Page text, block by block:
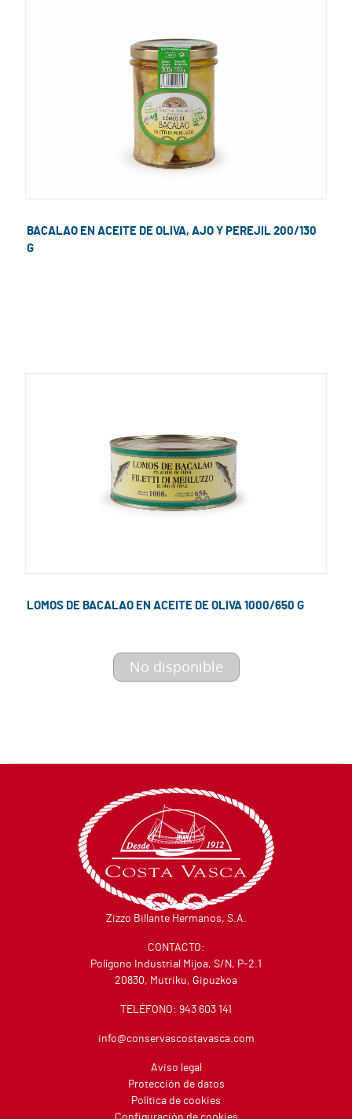
BACALAO EN ACEITE DE OLIVA, AJO Y PEREJIL 200/130
G
LOMOS DE BACALAO EN ACEITE DE OLIVA 1000/650 G
No disponible
Zizzo Billante Hermanos, S.A.
CONTACTO:
Polígono Industrial Mijoa, S/N, P-2.1
20830, Mutriku, Gipuzkoa
TELÉFONO: 943 603 141
info@conservascostavasca.com
Aviso legal
Protección de datos
Política de cookies